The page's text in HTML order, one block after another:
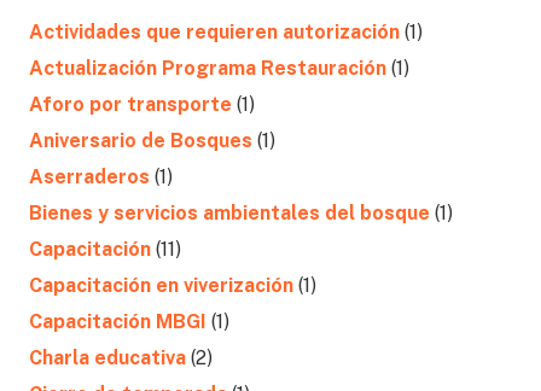
Actividades que requieren autorización (1)
Actualización Programa Restauración (1)
Aforo por transporte (1)
Aniversario de Bosques (1)
Aserraderos (1)
Bienes y servicios ambientales del bosque (1)
Capacitación (11)
Capacitación en viverización (1)
Capacitación MBGI (1)
Charla educativa (2)